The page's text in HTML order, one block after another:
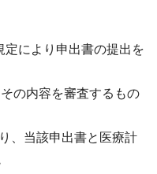
により申出書の提出を
の内容を審査するもの
、当該申出書と医療計